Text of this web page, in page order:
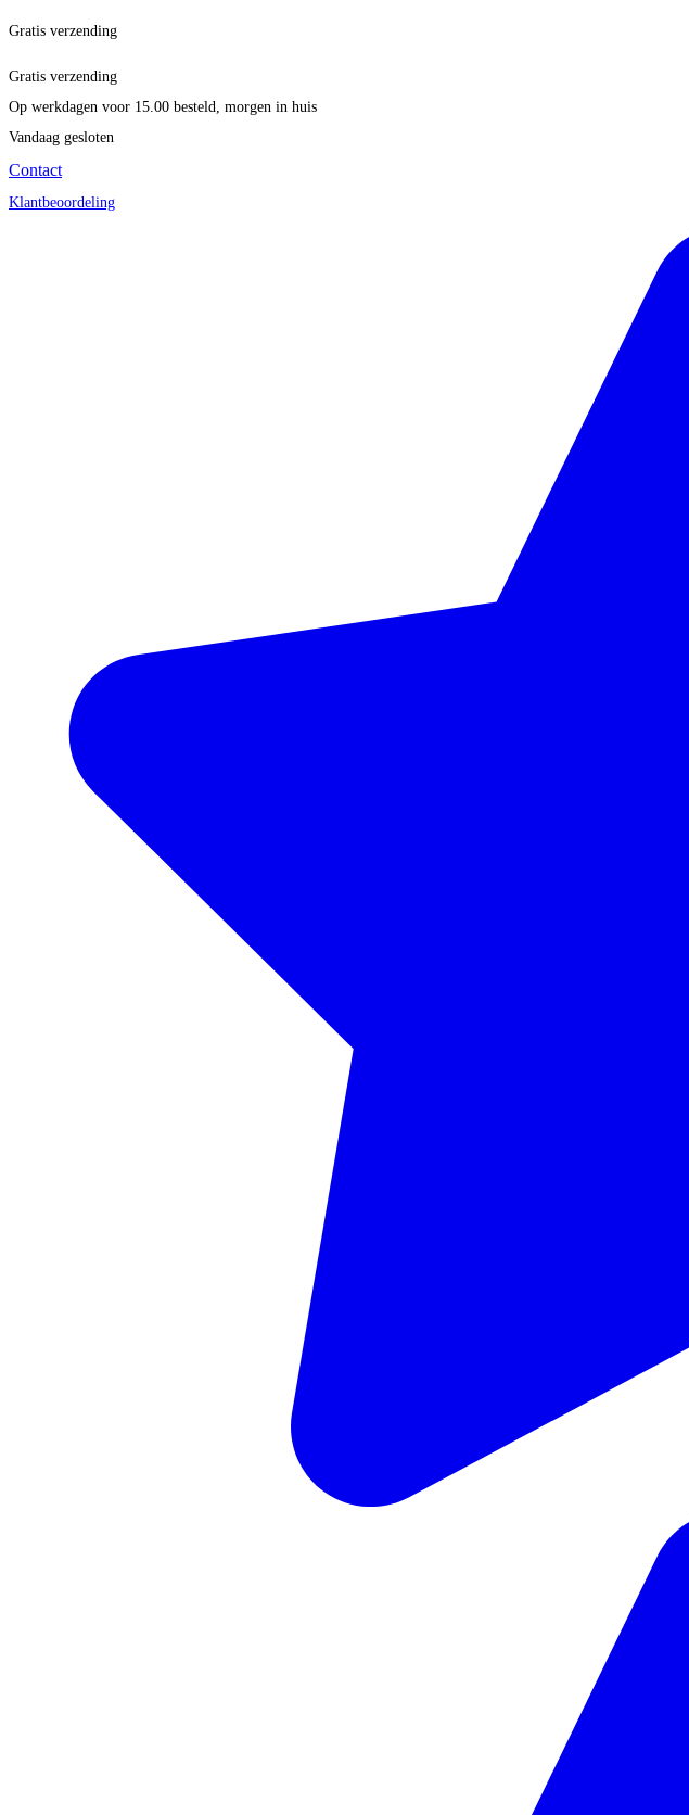
Gratis verzending
Gratis verzending
Op werkdagen voor 15.00 besteld, morgen in huis
Vandaag gesloten
Contact
Klantbeoordeling